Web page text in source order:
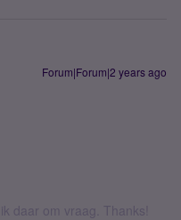
Forum|Forum|2 years ago
daar om vraag. Thanks!